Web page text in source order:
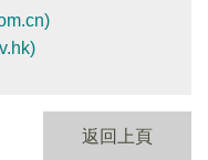
返回上頁